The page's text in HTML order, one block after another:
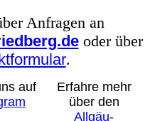
Anfragen an
oder über
.
auf
Erfahre mehr
über den
Allgäu-